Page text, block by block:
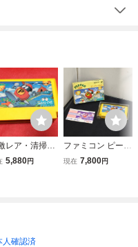
レア・清掃＆
確認済】FC
5,880円
ファミコン ピーパ
ータイム 外箱 取
現在 7,800円
人確認済